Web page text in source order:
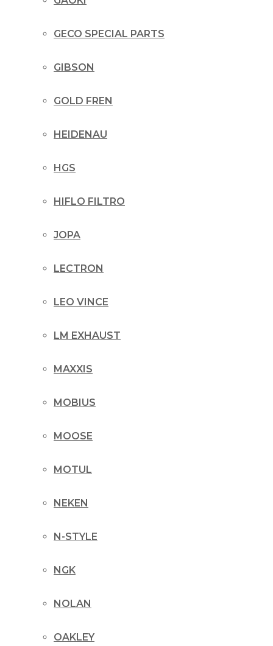
GECO SPECIAL PARTS
GIBSON
GOLD FREN
HEIDENAU
HGS
HIFLO FILTRO
JOPA
LECTRON
LEO VINCE
LM EXHAUST
MAXXIS
MOBIUS
MOOSE
MOTUL
NEKEN
N-STYLE
NGK
NOLAN
OAKLEY